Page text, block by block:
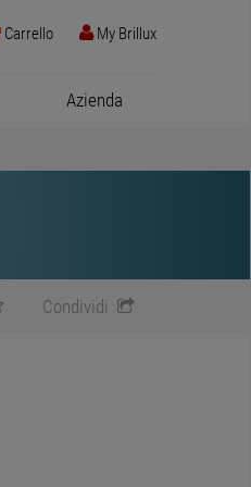
Carrello My Brillux
Azienda
Condividi